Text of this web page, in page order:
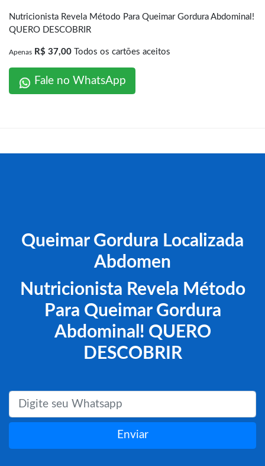
Nutricionista Revela Método Para Queimar Gordura Abdominal!
QUERO DESCOBRIR
Apenas R$ 37,00 Todos os cartões aceitos
Fale no WhatsApp
Queimar Gordura Localizada
Abdomen
Nutricionista Revela Método
Para Queimar Gordura
Abdominal! QUERO
DESCOBRIR
Enviar